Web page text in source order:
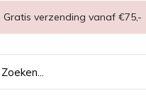
Gratis verzending vanaf €75,-